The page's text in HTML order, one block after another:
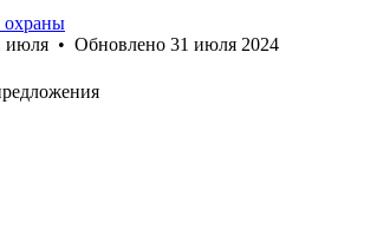
июля • Обновлено 31 июля 2024